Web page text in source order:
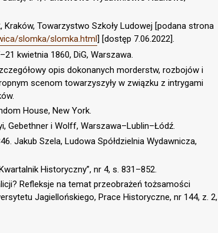
Kraków, Towarzystwo Szkoły Ludowej [podana strona
slomka/slomka.html] [dostęp 7.06.2022].
kwietnia 1860, DiG, Warszawa.
opis dokonanych morderstw, rozbojów i
scenom towarzyszyły w związku z intrygami
House, New York.
Gebethner i Wolff, Warszawa–Lublin–Łódź.
Jakub Szela, Ludowa Spółdzielnia Wydawnicza,
Historyczny”, nr 4, s. 831–852.
Refleksje na temat przeobrażeń tożsamości
Jagiellońskiego, Prace Historyczne, nr 144, z. 2,